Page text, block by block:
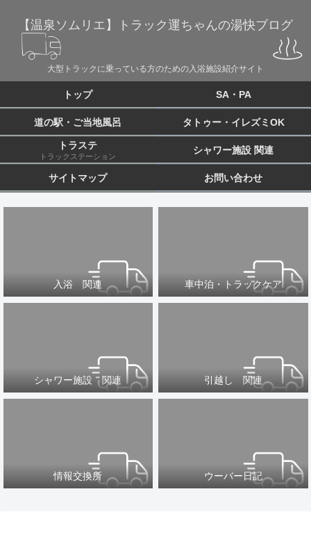
【温泉ソムリエ】トラック運ちゃんの湯快ブログ
大型トラックに乗っている方のための入浴施設紹介サイト
トップ SA・PA
道の駅・ご当地風呂 タトゥー・イレズミOK
トラステ
トラックステーション
シャワー施設 関連
サイトマップ お問い合わせ
入浴 関連 車中泊・トラックケア
シャワー施設 関連 引越し 関連
情報交換所 ウーバー日記